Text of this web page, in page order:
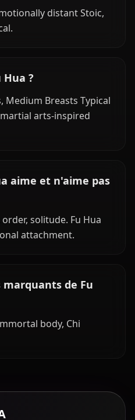
distant Stoic,
?
Medium Breasts Typical
arts-inspired
aime et n'aime pas
solitude. Fu Hua
attachment.
de Fu
body, Chi